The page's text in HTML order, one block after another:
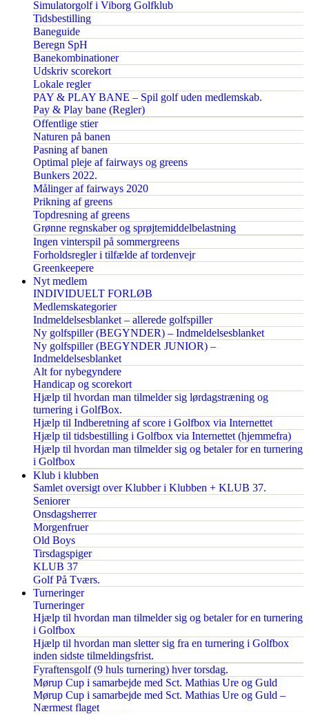
Simulatorgolf i Viborg Golfklub
Tidsbestilling
Baneguide
Beregn SpH
Banekombinationer
Udskriv scorekort
Lokale regler
PAY & PLAY BANE – Spil golf uden medlemskab.
Pay & Play bane (Regler)
Offentlige stier
Naturen på banen
Pasning af banen
Optimal pleje af fairways og greens
Bunkers 2022.
Målinger af fairways 2020
Prikning af greens
Topdresning af greens
Grønne regnskaber og sprøjtemiddelbelastning
Ingen vinterspil på sommergreens
Forholdsregler i tilfælde af tordenvejr
Greenkeepere
Nyt medlem
INDIVIDUELT FORLØB
Medlemskategorier
Indmeldelsesblanket – allerede golfspiller
Ny golfspiller (BEGYNDER) – Indmeldelsesblanket
Ny golfspiller (BEGYNDER JUNIOR) –
Indmeldelsesblanket
Alt for nybegyndere
Handicap og scorekort
Hjælp til hvordan man tilmelder sig lørdagstræning og
turnering i GolfBox.
Hjælp til Indberetning af score i Golfbox via Internettet
Hjælp til tidsbestilling i Golfbox via Internettet (hjemmefra)
Hjælp til hvordan man tilmelder sig og betaler for en turnering
i Golfbox
Klub i klubben
Samlet oversigt over Klubber i Klubben + KLUB 37.
Seniorer
Onsdagsherrer
Morgenfruer
Old Boys
Tirsdagspiger
KLUB 37
Golf På Tværs.
Turneringer
Turneringer
Hjælp til hvordan man tilmelder sig og betaler for en turnering
i Golfbox
Hjælp til hvordan man sletter sig fra en turnering i Golfbox
inden sidste tilmeldingsfrist.
Fyraftensgolf (9 huls turnering) hver torsdag.
Mørup Cup i samarbejde med Sct. Mathias Ure og Guld
Mørup Cup i samarbejde med Sct. Mathias Ure og Guld –
Nærmest flaget